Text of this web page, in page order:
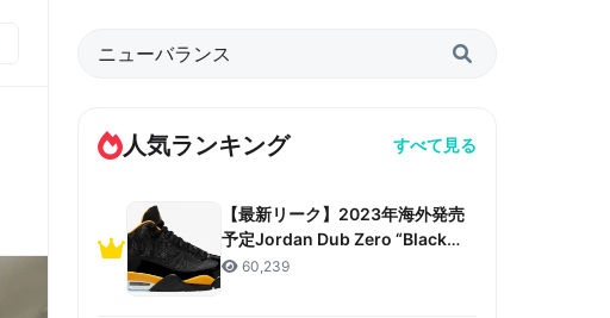
人気ランキング すべて見る
【最新リーク】2023年海外発売
予定Jordan Dub Zero “Black
Taxi”リーク情報まとめ
60,239